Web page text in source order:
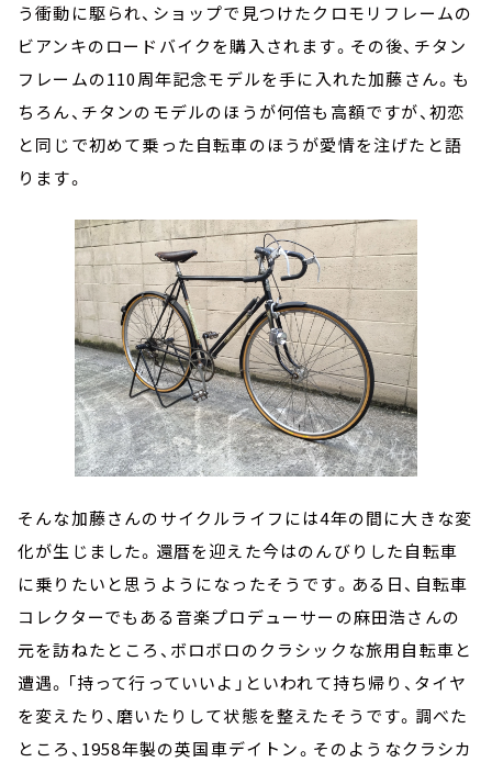
う衝動に駆られ、ショップで見つけたクロモリフレームの
ビアンキのロードバイクを購入されます。その後、チタン
フレームの110周年記念モデルを手に入れた加藤さん。も
ちろん、チタンのモデルのほうが何倍も高額ですが、初恋
と同じで初めて乗った自転車のほうが愛情を注げたと語
ります。
そんな加藤さんのサイクルライフには4年の間に大きな変
化が生じました。還暦を迎えた今はのんびりした自転車
に乗りたいと思うようになったそうです。ある日、自転車
コレクターでもある音楽プロデューサーの麻田浩さんの
元を訪ねたところ、ボロボロのクラシックな旅用自転車と
遭遇。「持って行っていいよ」といわれて持ち帰り、タイヤ
を変えたり、磨いたりして状態を整えたそうです。調べた
ところ、1958年製の英国車デイトン。そのようなクラシカ